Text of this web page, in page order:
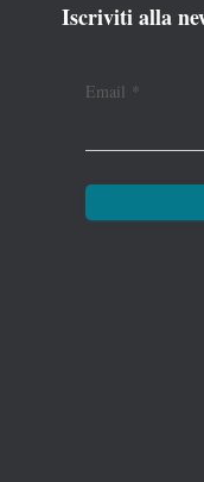
Iscriviti alla
Email *